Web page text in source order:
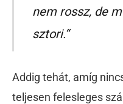
nem rossz, de
sztori.“
Addig tehát, amíg
teljesen felesleges